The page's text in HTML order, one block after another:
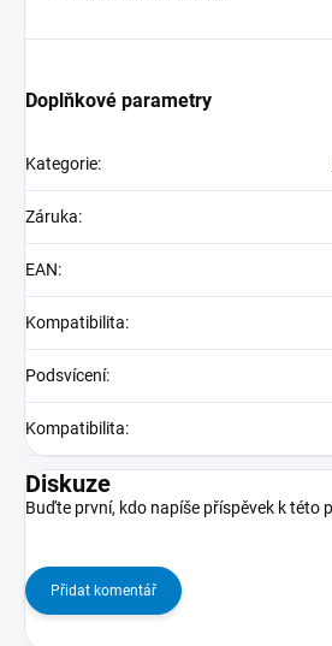
Doplňkové parametry
Kategorie:
Záruka:
EAN:
Kompatibilita:
Podsvícení:
Kompatibilita:
Diskuze
Buďte první, kdo napíše příspěvek k této
Přidat komentář